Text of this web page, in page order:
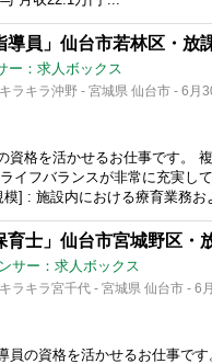
導員」仙台市若林区・放
ー：求人ボックス
ラキラ沖野 - 宮城県 仙台市 - 6月
資格を活かせるお仕事です。
イフバランスが非常に充実し
] : 施設内における療育業務お
育士」仙台市宮城野区・
サー：求人ボックス
ラキラ宮千代 - 宮城県 仙台市 - 6
員の資格を活かせるお仕事で